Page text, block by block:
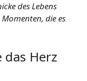
des Lebens
die es
das Herz